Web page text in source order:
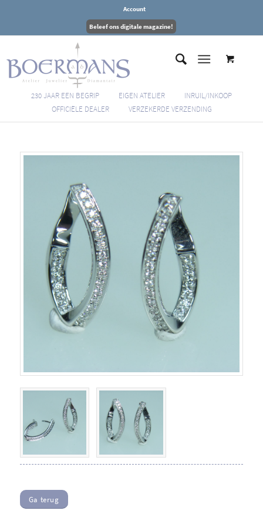
Account
Beleef ons digitale magazine!
230 JAAR EEN BEGRIP EIGEN ATELIER
INRUIL/INKOOP
OFFICIËLE DEALER
VERZEKERDE VERZENDING
Ga terug